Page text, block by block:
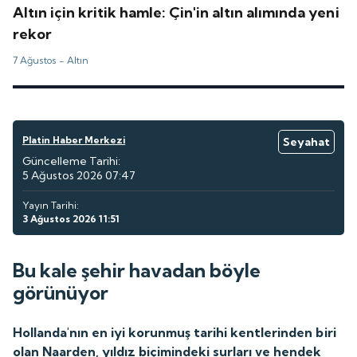
Altın için kritik hamle: Çin'in altın alımında yeni
rekor
7 Ağustos -Altın
Platin Haber Merkezi
Seyahat
Güncelleme Tarihi:
5 Ağustos 2026 07:47
Yayın Tarihi:
3 Ağustos 2026 11:51
Bu kale şehir havadan böyle
görünüyor
Hollanda'nın en iyi korunmuş tarihi kentlerinden biri
olan Naarden, yıldız biçimindeki surları ve hendek